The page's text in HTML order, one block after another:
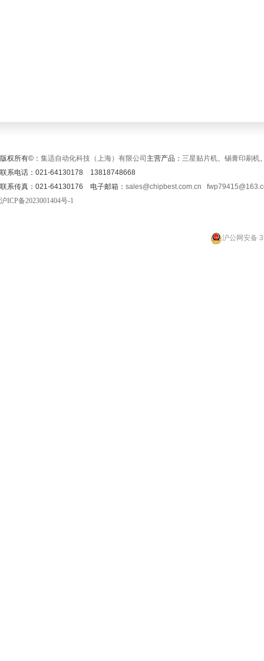
版权所有©： 集适自动化科技（上海）有限公司 主营产品： 三星贴片机、 锡膏印刷机
联系电话：021-64130178 13818748668
联系传真：021-64130176 电子邮箱： sales@chipbest.com.cn
沪ICP备2023001404号-1
沪公网安备